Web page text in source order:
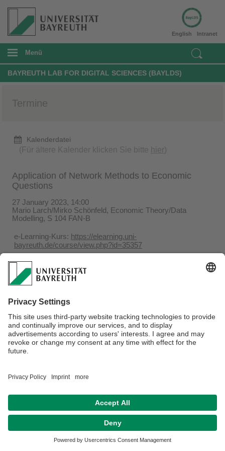
Intranet
English
Menü
BAYREUTH LAB FOR DIGITAL SCIENCES (BAYLDS)
Termine
Kalenderdatei
(Für ältere Kalender klicken Sie bitte hier)
Application of Network Methods to Economic
Questions
27 January 2023, 14:00
Mario Larch/Mirko Schönfeld, Economic Theory/Data
Modelling, S 104 FAN-B
e-Learning-Kurs: https://elearning.uni-
bayreuth.de/course/view.php?id=35357
Verantwortlich für die Redaktion:
Datenschutz / Disclaimer Barrierefreiheitserklärung
Impressum
Hausordnung
Sitemap Kontakt